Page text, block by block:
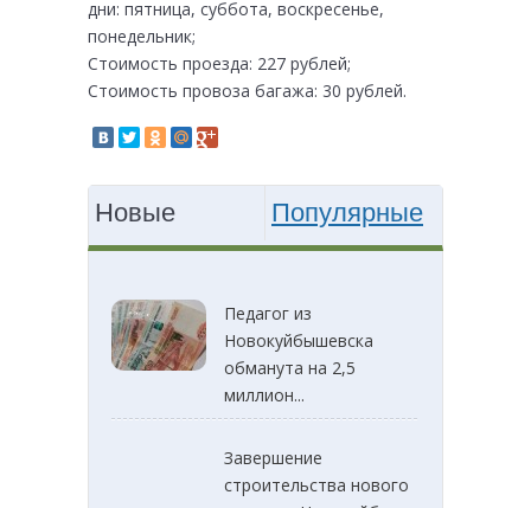
дни: пятница, суббота, воскресенье,
понедельник;
Стоимость проезда: 227 рублей;
Стоимость провоза багажа: 30 рублей.
Новые Популярные
Педагог из
Новокуйбышевска
обманута на 2,5
миллион...
Завершение
строительства нового